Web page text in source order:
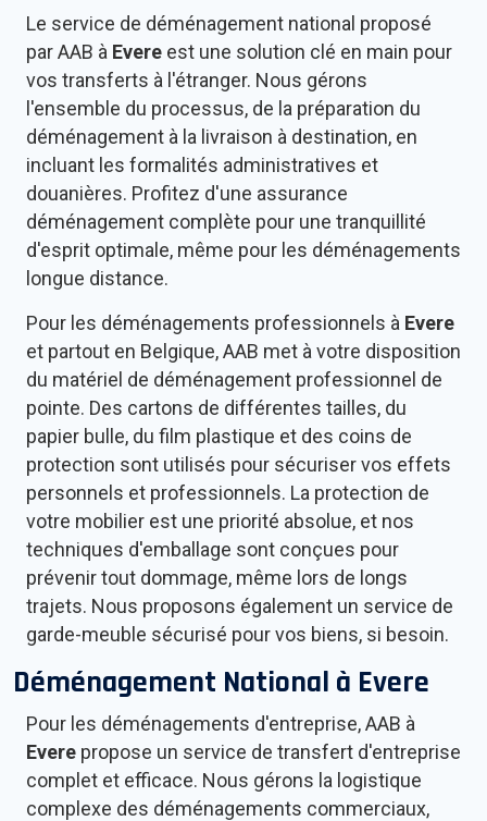
Le service de déménagement national proposé
par AAB à Evere est une solution clé en main pour
vos transferts à l'étranger. Nous gérons
l'ensemble du processus, de la préparation du
déménagement à la livraison à destination, en
incluant les formalités administratives et
douanières. Profitez d'une assurance
déménagement complète pour une tranquillité
d'esprit optimale, même pour les déménagements
longue distance.
Pour les déménagements professionnels à Evere
et partout en Belgique, AAB met à votre disposition
du matériel de déménagement professionnel de
pointe. Des cartons de différentes tailles, du
papier bulle, du film plastique et des coins de
protection sont utilisés pour sécuriser vos effets
personnels et professionnels. La protection de
votre mobilier est une priorité absolue, et nos
techniques d'emballage sont conçues pour
prévenir tout dommage, même lors de longs
trajets. Nous proposons également un service de
garde-meuble sécurisé pour vos biens, si besoin.
Déménagement National à Evere
Pour les déménagements d'entreprise, AAB à
Evere propose un service de transfert d'entreprise
complet et efficace. Nous gérons la logistique
complexe des déménagements commerciaux,